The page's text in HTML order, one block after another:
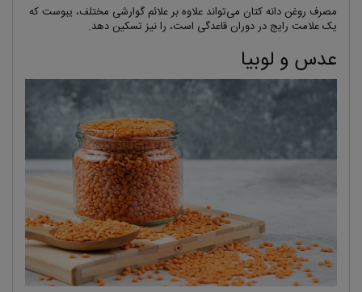
مصرف روغن دانه کتان می‌تواند علاوه بر علائم گوارشی مختلف، یبوست که
یک علامت رایج در دوران قاعدگی است، را نیز تسکین دهد.
عدس و لوبیا